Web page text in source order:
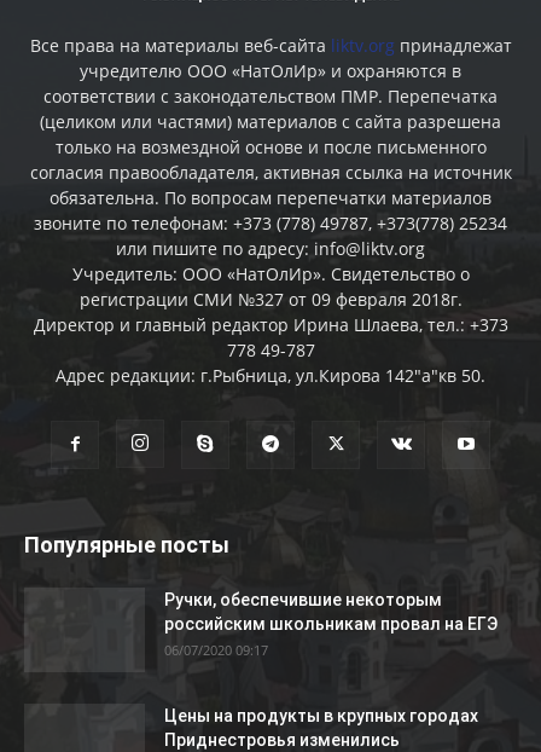
Все права на материалы веб-сайта liktv.org принадлежат
учредителю ООО «НатОлИр» и охраняются в
соответствии с законодательством ПМР. Перепечатка
(целиком или частями) материалов c сайта разрешена
только на возмездной основе и после письменного
согласия правообладателя, активная ссылка на источник
обязательна. По вопросам перепечатки материалов
звоните по телефонам: +373 (778) 49787, +373(778) 25234
или пишите по адресу: info@liktv.org
Учредитель: ООО «НатОлИр». Свидетельство о
регистрации СМИ №327 от 09 февраля 2018г.
Директор и главный редактор Ирина Шлаева, тел.: +373
778 49-787
Адрес редакции: г.Рыбница, ул.Кирова 142"а"кв 50.
Популярные посты
Ручки, обеспечившие некоторым
российским школьникам провал на ЕГЭ
06/07/2020 09:17
Цены на продукты в крупных городах
Приднестровья изменились